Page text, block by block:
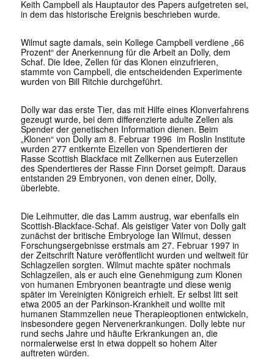
Keith Campbell als Hauptautor des Papers aufgetreten sei,
in dem das historische Ereignis beschrieben wurde.
Wilmut sagte damals, sein Kollege Campbell verdiene „66
Prozent“ der Anerkennung für die Arbeit an Dolly, dem
Schaf. Die Idee, Zellen für das Klonen einzufrieren,
stammte von Campbell, die entscheidenden Experimente
wurden von Bill Ritchie durchgeführt.
Dolly war das erste Tier, das mit Hilfe eines Klonverfahrens
gezeugt wurde, bei dem differenzierte adulte Zellen als
Spender der genetischen Information dienen. Beim
„Klonen“ von Dolly am 8. Februar 1996 im Roslin Institute
wurden 277 entkernte Eizellen von Spendertieren der
Rasse Scottish Blackface mit Zellkernen aus Euterzellen
des Spendertieres der Rasse Finn Dorset geimpft. Daraus
entstanden 29 Embryonen, von denen einer, Dolly,
überlebte.
Die Leihmutter, die das Lamm austrug, war ebenfalls ein
Scottish-Blackface-Schaf. Als geistiger Vater von Dolly galt
zunächst der britische Embryologe Ian Wilmut, dessen
Forschungsergebnisse erstmals am 27. Februar 1997 in
der Zeitschrift Natureveröffentlicht wurden und weltweit für
Schlagzeilen sorgten. Wilmut machte später nochmals
Schlagzeilen, als er auch eine Genehmigung zum Klonen
von humanen Embryonen beantragte und diese wenig
später im Vereinigten Königreich erhielt. Er selbst litt seit
etwa 2005 an der Parkinson-Krankheit und wollte mit
humanen Stammzellen neue Therapieoptionen entwickeln,
insbesondere gegen Nervenerkrankungen. Dolly lebte nur
rund sechs Jahre und häufte Erkrankungen an, die
normalerweise erst in etwa doppelt so hohem Alter
auftreten würden.